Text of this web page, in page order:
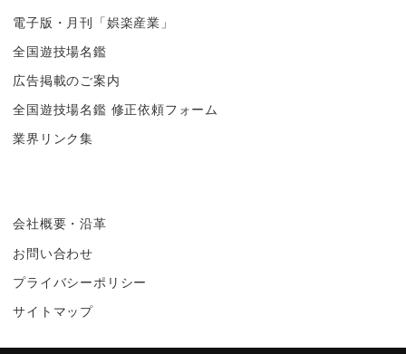
電子版・月刊「娯楽産業」
全国遊技場名鑑
広告掲載のご案内
全国遊技場名鑑 修正依頼フォーム
業界リンク集
会社概要・沿革
お問い合わせ
プライバシーポリシー
サイトマップ